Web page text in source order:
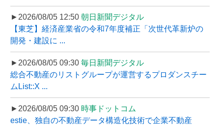
►2026/08/05 12:50 朝日新聞デジタル
【東芝】経済産業省の令和7年度補正「次世代革新炉の
開発・建設に ...
►2026/08/05 09:30 毎日新聞デジタル
総合不動産のリストグループが運営するプロダンスチー
ムList::X ...
►2026/08/05 09:30 時事ドットコム
estie、独自の不動産データ構造化技術で企業不動産